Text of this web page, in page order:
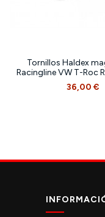
Tornillos Haldex
Racingline VW T-Roc
36,00 €